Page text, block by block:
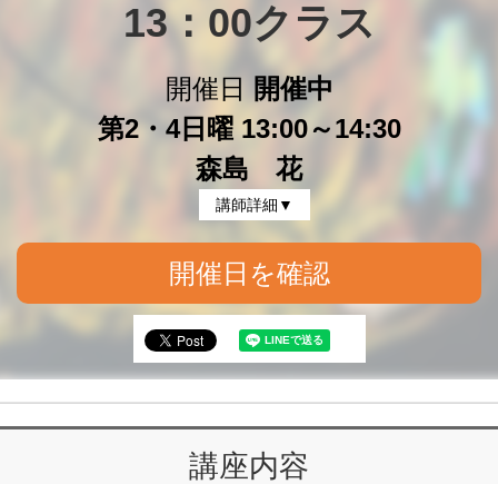
13：00クラス
開催日
開催中
第2・4日曜 13:00～14:30
森島 花
講師詳細▼
開催日を確認
講座内容